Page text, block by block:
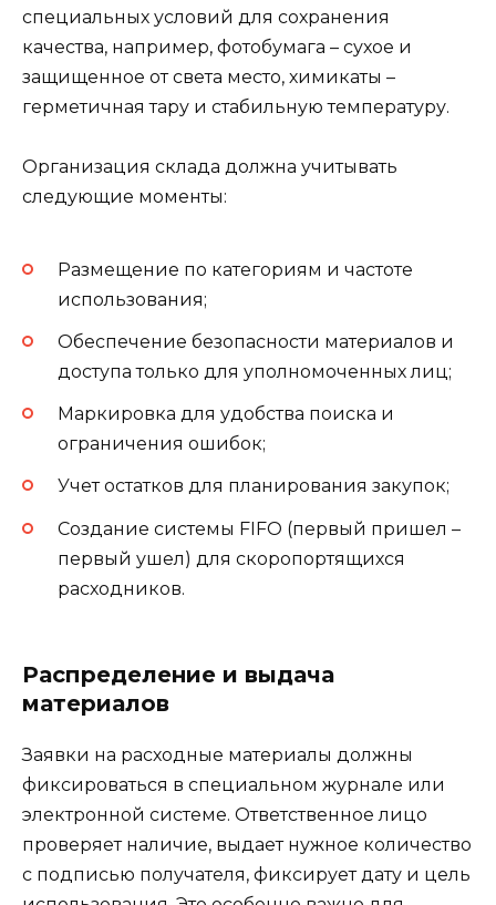
специальных условий для сохранения
качества, например, фотобумага – сухое и
защищенное от света место, химикаты –
герметичная тару и стабильную температуру.
Организация склада должна учитывать
следующие моменты:
Размещение по категориям и частоте
использования;
Обеспечение безопасности материалов и
доступа только для уполномоченных лиц;
Маркировка для удобства поиска и
ограничения ошибок;
Учет остатков для планирования закупок;
Создание системы FIFO (первый пришел –
первый ушел) для скоропортящихся
расходников.
Распределение и выдача
материалов
Заявки на расходные материалы должны
фиксироваться в специальном журнале или
электронной системе. Ответственное лицо
проверяет наличие, выдает нужное количество
с подписью получателя, фиксирует дату и цель